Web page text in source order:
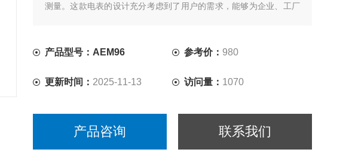
测量。这款电表的设计充分考虑到了用户的需求，能够为企业、工厂
产品型号：AEM96 参考价： 980
更新时间： 2025-11-13 访问量： 1070
产品咨询 联系我们